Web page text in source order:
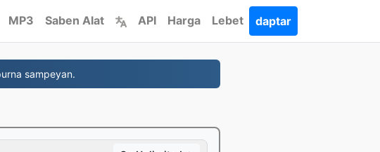
MP3 Saben Alat API Harga Lebet daptar
sampeyan.